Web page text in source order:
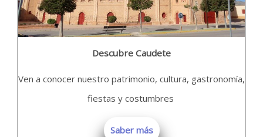
Descubre Caudete
Ven a conocer nuestro patrimonio, cultura, gastronomía,
fiestas y costumbres
Saber más